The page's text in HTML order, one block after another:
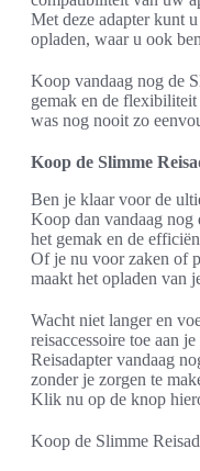
Met deze adapter kunt
opladen, waar u ook
Koop vandaag nog de
gemak en de
was nog nooit zo
Koop de Slimme
Ben je klaar voor de
Koop dan vandaag nog
het gemak en de
Of je nu voor zaken of
maakt het opladen van
Wacht niet langer en
reisaccessoire toe aan
Reisadapter vandaag
zonder je zorgen te
Klik nu op de knop
Koop de Slimme